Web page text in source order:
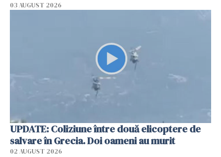
03 AUGUST 2026
UPDATE: Coliziune între două elicoptere de
salvare în Grecia. Doi oameni au murit
02 AUGUST 2026